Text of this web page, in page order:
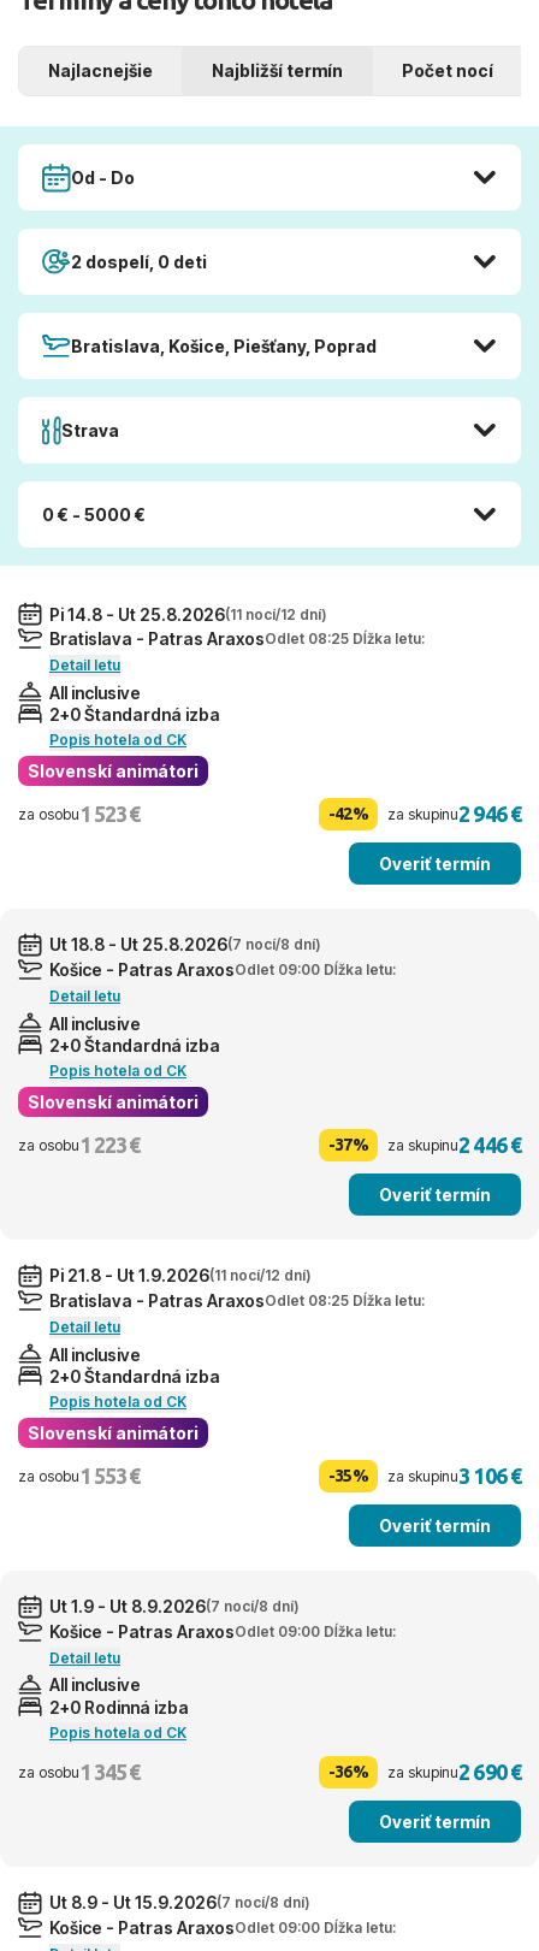
Najlacnejšie Najbližší termín Počet nocí
Od - Do
2 dospelí, 0 deti
Bratislava, Košice, Piešťany, Poprad
Strava
0 € - 5000 €
Pi 14.8 - Ut 25.8.2026(11 nocí/12 dní)
Bratislava - Patras AraxosOdlet 08:25 Dĺžka letu:
Detail letu
All inclusive
2+0 Štandardná izba
Popis hotela od CK
Slovenskí animátori
za osobu 1 523 € -42% za skupinu2 946 €
Overiť termín
Ut 18.8 - Ut 25.8.2026(7 nocí/8 dní)
Košice - Patras AraxosOdlet 09:00 Dĺžka letu:
Detail letu
All inclusive
2+0 Štandardná izba
Popis hotela od CK
Slovenskí animátori
za osobu 1 223 € -37% za skupinu2 446 €
Overiť termín
Pi 21.8 - Ut 1.9.2026(11 nocí/12 dní)
Bratislava - Patras AraxosOdlet 08:25 Dĺžka letu:
Detail letu
All inclusive
2+0 Štandardná izba
Popis hotela od CK
Slovenskí animátori
za osobu 1 553 € -35% za skupinu3 106 €
Overiť termín
Ut 1.9 - Ut 8.9.2026(7 nocí/8 dní)
Košice - Patras AraxosOdlet 09:00 Dĺžka letu:
Detail letu
All inclusive
2+0 Rodinná izba
Popis hotela od CK
za osobu 1 345 € -36% za skupinu2 690 €
Overiť termín
Ut 8.9 - Ut 15.9.2026(7 nocí/8 dní)
Košice - Patras AraxosOdlet 09:00 Dĺžka letu: